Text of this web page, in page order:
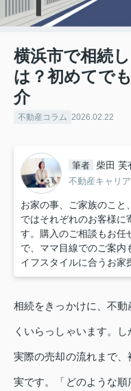
横浜市で相続
は？初めてで
介
不動産コラム 2026.02.22
筆者 柴田 芙
不動産キャリ
お家の事、ご家族のこと
ではそれぞれのお客様に
す。購入のご相談もお任
で、ママ目線でのご案内
イフスタイルに合うお家
相続をきっかけに、不
くいらっしゃいます。
実際の売却の流れまで
実です。「どのような